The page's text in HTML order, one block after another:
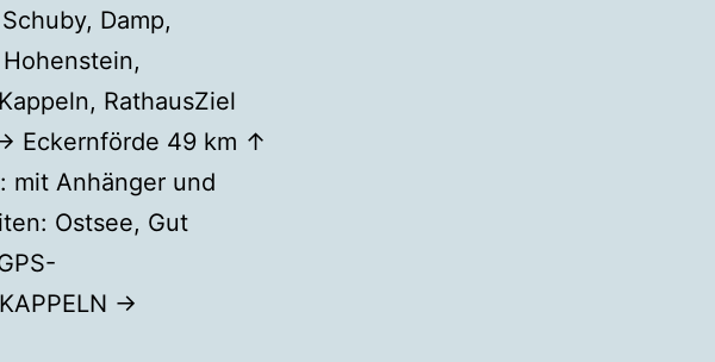
Damp,
RathausZiel
Eckernförde 49 km ↑
mit Anhänger und
Ostsee, Gut
→